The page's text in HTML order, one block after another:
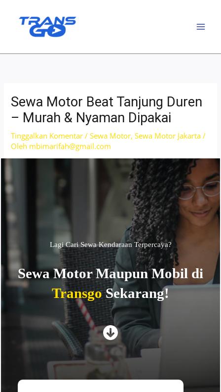
Sewa Motor Beat Tanjung Duren
– Murah & Nyaman Dipakai
Tinggalkan Komentar /Sewa Motor,Sewa Motor Jakarta /
Oleh mbimarifah@gmail.com
Lagi Cari Sewa Kendaraan Terpercaya?
Sewa Motor Maupun Mobil di
Transgo Sekarang!